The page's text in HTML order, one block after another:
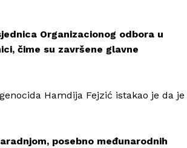
Organizacionog odbora u
čime su završene glavne
Hamdija Fejzić istakao je da je
posebno međunarodnih